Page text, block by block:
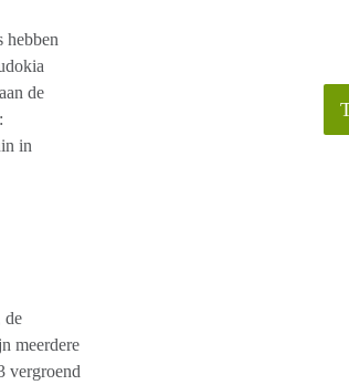
hebben
de
in
de
meerdere
vergroend